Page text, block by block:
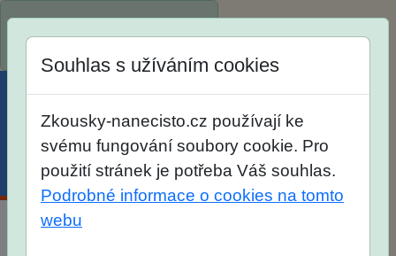
Menu Účet Košík
Souhlas s užíváním cookies
Zkousky-nanecisto.cz používají ke
svému fungování soubory cookie. Pro
použití stránek je potřeba Váš souhlas.
Podrobné informace o cookies na tomto
webu